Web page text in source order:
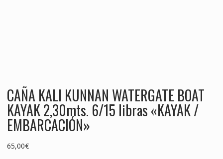
CAÑA KALI KUNNAN WATERGATE BOAT
KAYAK 2,30mts. 6/15 libras «KAYAK /
EMBARCACIÓN»
65,00€